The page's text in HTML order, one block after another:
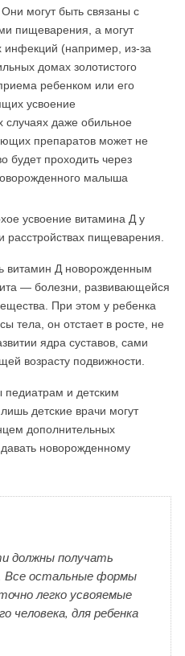
могут быть связаны с
пищеварения, а могут
инфекций (например, из-за
домах золотистого
ребенком или его
усвоение
случаях даже обильное
препаратов может не
будет проходить через
малыша
витамин Д новорожденным
— болезни, развивающейся
При этом у ребенка
тела, он отстает в росте, не
ядра суставов, сами
возрасту подвижности.
педиатрам и детским
детские врачи могут
дополнительных
новорожденному
должны получать
Все остальные формы
легко усвояемые
человека, для ребенка